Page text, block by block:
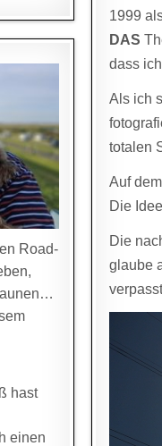
1999
DAS
dass
Als ich
totalen
Auf
Die
Die
glaube
Road-
hast
einen